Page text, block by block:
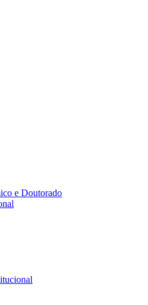
e Doutorado